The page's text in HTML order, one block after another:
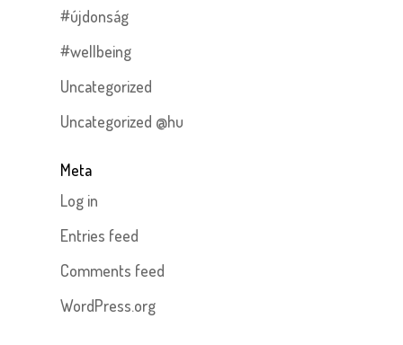
#újdonság
#wellbeing
Uncategorized
Uncategorized @hu
Meta
Log in
Entries feed
Comments feed
WordPress.org